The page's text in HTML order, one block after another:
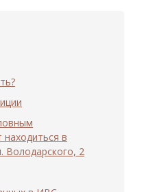
находиться в
Володарского, 2